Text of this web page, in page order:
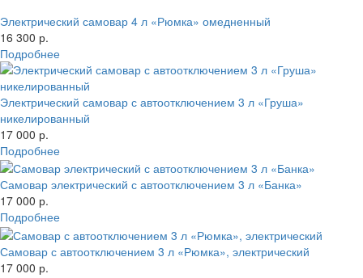
Электрический самовар 4 л «Рюмка» омедненный
16 300 р.
Подробнее
Электрический самовар с автоотключением 3 л «Груша»
никелированный
17 000 р.
Подробнее
Самовар электрический с автоотключением 3 л «Банка»
17 000 р.
Подробнее
Самовар с автоотключением 3 л «Рюмка», электрический
17 000 р.